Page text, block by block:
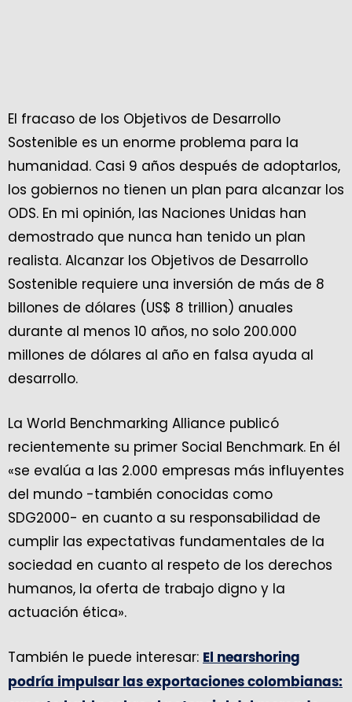
El fracaso de los Objetivos de Desarrollo
Sostenible es un enorme problema para la
humanidad. Casi 9 años después de adoptarlos,
los gobiernos no tienen un plan para alcanzar los
ODS. En mi opinión, las Naciones Unidas han
demostrado que nunca han tenido un plan
realista. Alcanzar los Objetivos de Desarrollo
Sostenible requiere una inversión de más de 8
billones de dólares (US$ 8 trillion) anuales
durante al menos 10 años, no solo 200.000
millones de dólares al año en falsa ayuda al
desarrollo.
La World Benchmarking Alliance publicó
recientemente su primer Social Benchmark. En él
«se evalúa a las 2.000 empresas más influyentes
del mundo -también conocidas como
SDG2000- en cuanto a su responsabilidad de
cumplir las expectativas fundamentales de la
sociedad en cuanto al respeto de los derechos
humanos, la oferta de trabajo digno y la
actuación ética».
También le puede interesar: El nearshoring
podría impulsar las exportaciones colombianas: